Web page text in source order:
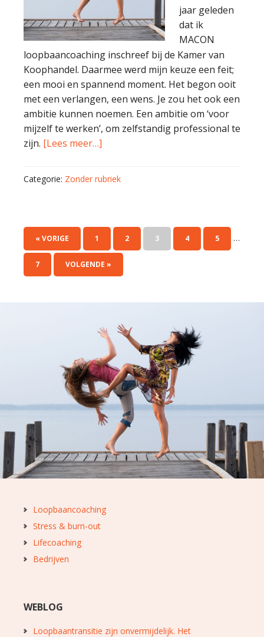
jaar geleden
dat ik
MACON
loopbaancoaching inschreef bij de Kamer van
Koophandel. Daarmee werd mijn keuze een feit;
een mooi en spannend moment. Het begon ooit
met een verlangen, een wens. Je zou het ook een
ambitie kunnen noemen. Een ambitie om ‘voor
mijzelf te werken’, om zelfstandig professional te
zijn. [Lees meer…]
Categorie: Zonder rubriek
« VORIGE 1 2 3 4 5 …
7 VOLGENDE »
Loopbaancoaching
Stress & burn-out
Lifecoaching
Bedrijven
WEBLOG
Loopbaantransitie zijn onvermijdelijk. Het